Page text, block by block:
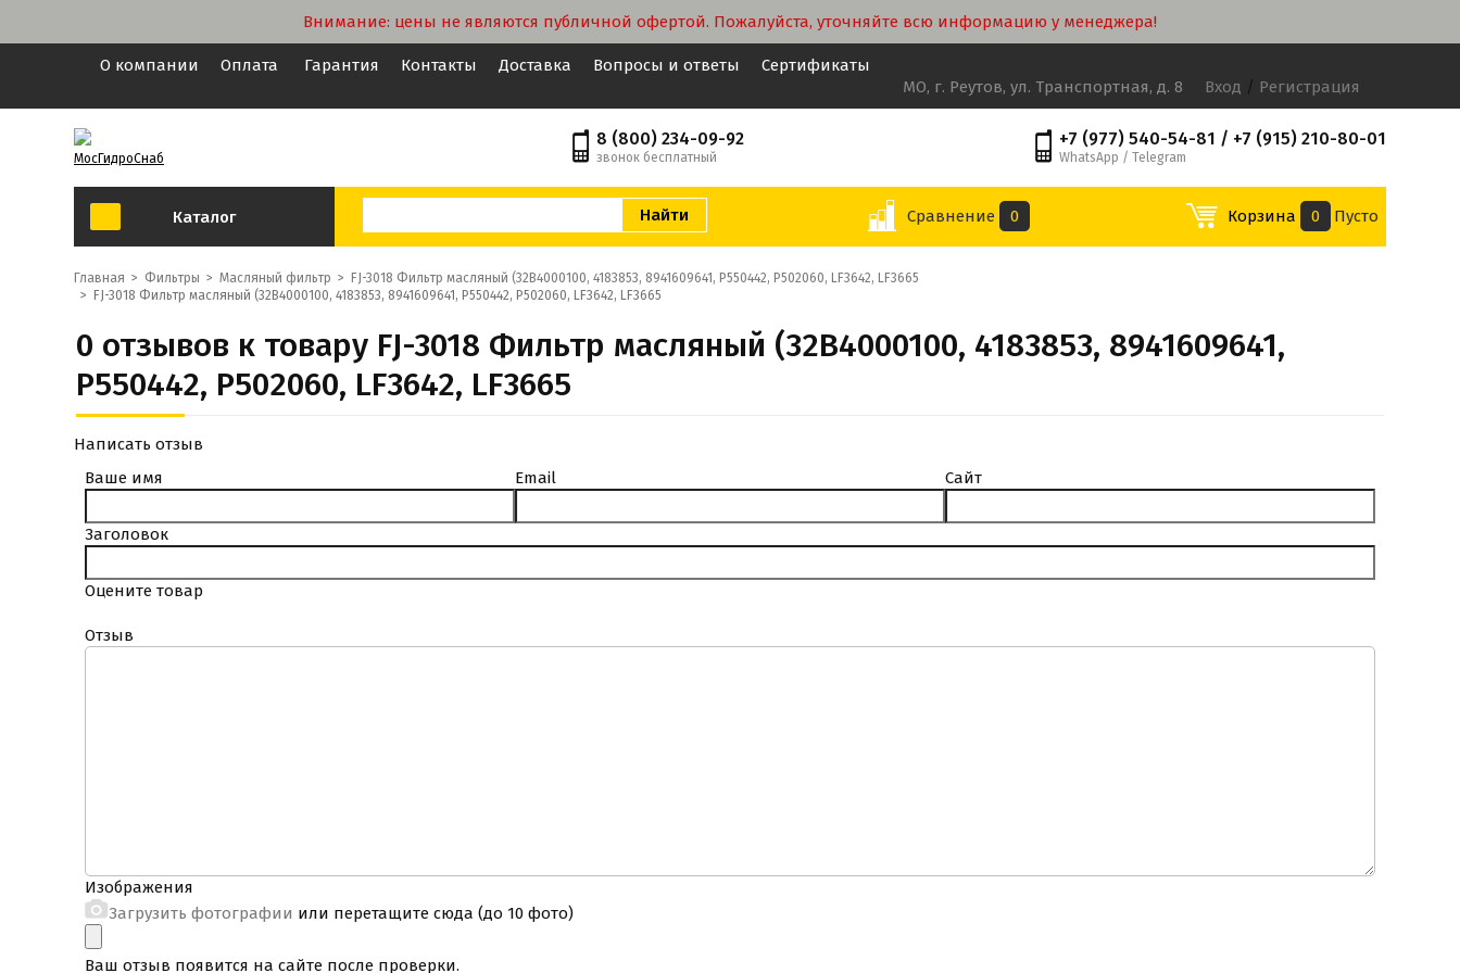
Внимание: цены не являются публичной офертой. Пожалуйста, уточняйте всю информацию у менеджера!
О компании Оплата Гарантия Контакты Доставка Вопросы и ответы
Сертификаты
МО, г. Реутов, ул. Транспортная, д. 8
Вход / Регистрация
МосГидроСнаб
8 (800) 234-09-92
звонок бесплатный
+7 (977) 540-54-81 / +7 (915) 210-80-01
WhatsApp / Telegram
Каталог Сравнение 0 Корзина 0 Пусто
Главная > Фильтры > Масляный фильтр >
FJ-3018 Фильтр масляный (32B4000100, 4183853, 8941609641, P550442, P502060, LF3642, LF3665
>
FJ-3018 Фильтр масляный (32B4000100, 4183853, 8941609641, P550442, P502060, LF3642, LF3665
0 отзывов к товару FJ-3018 Фильтр масляный (32B4000100, 4183853, 8941609641,
P550442, P502060, LF3642, LF3665
Написать отзыв
Ваше имя
Email Сайт
Заголовок
Оцените товар
Отзыв
Изображения
Загрузить фотографии или перетащите сюда (до 10 фото)
Ваш отзыв появится на сайте после проверки.